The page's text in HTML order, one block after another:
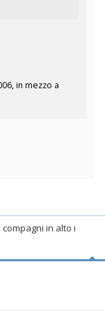
in mezzo a
in alto i